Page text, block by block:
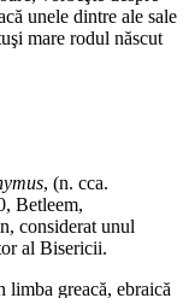
unele dintre ale sale
mare rodul născut
, (n. cca.
Betleem,
considerat unul
al Bisericii.
limba greacă, ebraică